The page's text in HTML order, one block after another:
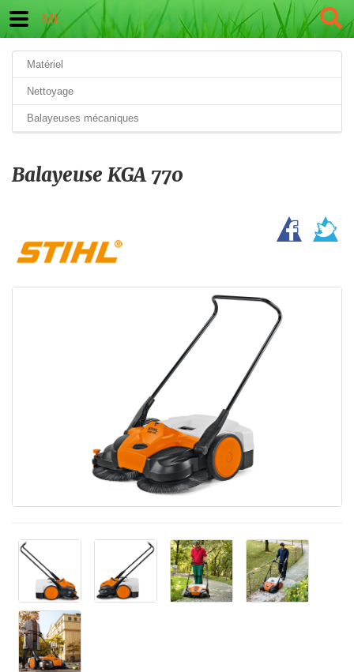
ML
Matériel
Nettoyage
Balayeuses mécaniques
Balayeuse KGA 770